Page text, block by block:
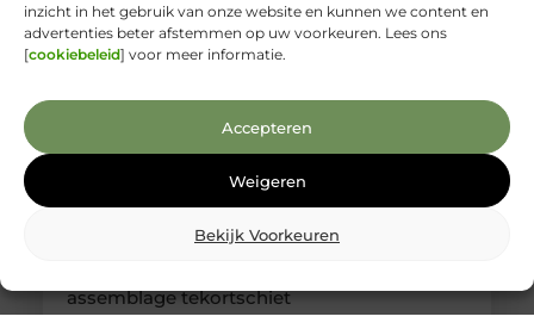
inzicht in het gebruik van onze website en kunnen we content en
advertenties beter afstemmen op uw voorkeuren. Lees ons
[cookiebeleid] voor meer informatie.
Accepteren
Weigeren
Bekijk Voorkeuren
assemblage tekortschiet